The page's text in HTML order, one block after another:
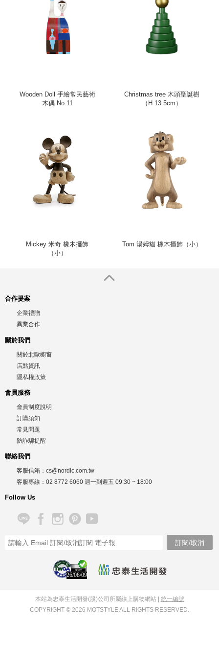
Wooden Doll 手繪常民藝術
木偶 No.11
Christmas tree 木頭聖誕樹
（H 13.5cm）
Mickey 米奇 橡木擺飾
（小）
Tom 湯姆貓 橡木擺飾（小）
合作提案
企業禮贈
異業合作
關於我們
關於北歐櫥窗
店點資訊
隱私權政策
會員服務
會員制度說明
訂購須知
常見問題
防詐騙提醒
聯絡我們
客服信箱： cs@nordic.com.tw
客服專線： 02 8772 6060 週一到週五 09:30 ~ 18:00
Follow Us
26/08/09
本站為忠泰生活開發(股)公司所屬線上購物網站 | 統一編號
COPYRIGHT © 2026 MOTSTYLE ALL RIGHTS RESERVED.